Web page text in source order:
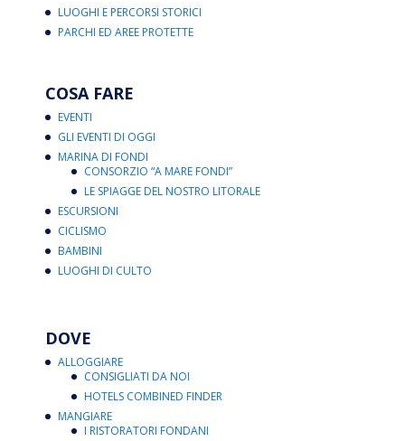
LUOGHI E PERCORSI STORICI
PARCHI ED AREE PROTETTE
COSA FARE
EVENTI
GLI EVENTI DI OGGI
MARINA DI FONDI
CONSORZIO “A MARE FONDI”
LE SPIAGGE DEL NOSTRO LITORALE
ESCURSIONI
CICLISMO
BAMBINI
LUOGHI DI CULTO
DOVE
ALLOGGIARE
CONSIGLIATI DA NOI
HOTELS COMBINED FINDER
MANGIARE
I RISTORATORI FONDANI